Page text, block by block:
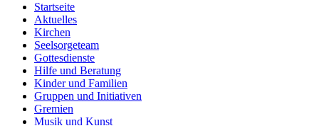
Startseite
Aktuelles
Kirchen
Seelsorgeteam
Gottesdienste
Hilfe und Beratung
Kinder und Familien
Gruppen und Initiativen
Gremien
Musik und Kunst